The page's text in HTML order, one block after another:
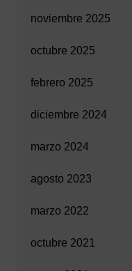
noviembre 2025
octubre 2025
febrero 2025
diciembre 2024
marzo 2024
agosto 2023
marzo 2022
octubre 2021